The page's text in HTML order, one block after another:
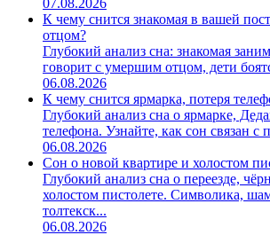
К чему снится знакомая в вашей
отцом?
Глубокий анализ сна: знакомая
говорит с умершим отцом, дети
06.08.2026
К чему снится ярмарка, потеря
Глубокий анализ сна о ярмарке,
телефона. Узнайте, как сон связан с
06.08.2026
Сон о новой квартире и холостом
Глубокий анализ сна о переезде,
холостом пистолете. Символика,
толтекск...
06.08.2026